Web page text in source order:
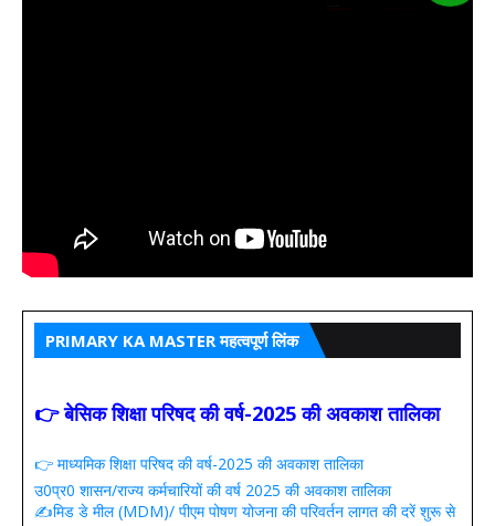
PRIMARY KA MASTER महत्वपूर्ण लिंक
👉 बेसिक शिक्षा परिषद की वर्ष-2025 की अवकाश तालिका
👉 माध्यमिक शिक्षा परिषद की वर्ष-2025 की अवकाश तालिका
उ0प्र0 शासन/राज्य कर्मचारियों की वर्ष 2025 की अवकाश तालिका
✍️मिड डे मील (MDM)/ पीएम पोषण योजना की परिवर्तन लागत की दरें शुरू से